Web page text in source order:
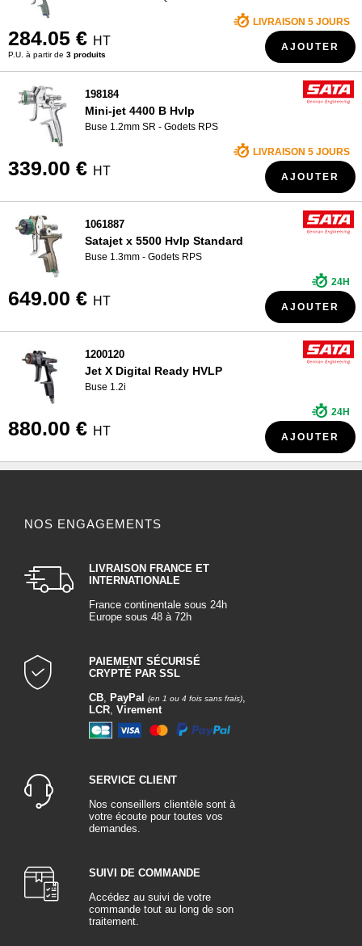
284.05 € HT
P.U. à partir de 3 produits
LIVRAISON 5 JOURS
AJOUTER
198184
Mini-jet 4400 B Hvlp
Buse 1.2mm SR - Godets RPS
339.00 € HT
LIVRAISON 5 JOURS
AJOUTER
1061887
Satajet x 5500 Hvlp Standard
Buse 1.3mm - Godets RPS
649.00 € HT
24H
AJOUTER
1200120
Jet X Digital Ready HVLP
Buse 1.2i
880.00 € HT
24H
AJOUTER
NOS ENGAGEMENTS
LIVRAISON FRANCE ET
INTERNATIONALE
France continentale sous 24h
Europe sous 48 à 72h
PAIEMENT SÉCURISÉ
CRYPTÉ PAR SSL
CB, PayPal (en 1 ou 4 fois sans frais),
LCR, Virement
SERVICE CLIENT
Nos conseillers clientèle sont à
votre écoute pour toutes vos
demandes.
SUIVI DE COMMANDE
Accédez au suivi de votre
commande tout au long de son
traitement.